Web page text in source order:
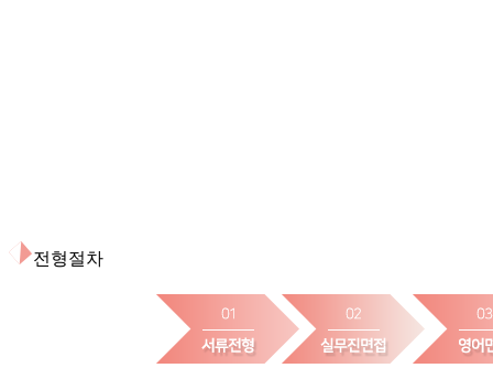
전형절차